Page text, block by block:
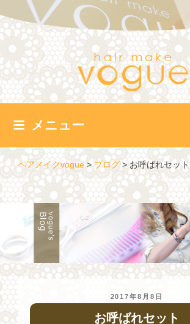
ン
テ
ツ
へ
ス
キ
メニュー
ヘアメイクvogue>ブログ>お呼ばれセット
投
日:
2017年8月8日
お呼ばれセット